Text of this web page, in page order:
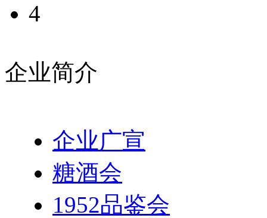
4
企业简介
企业广宣
糖酒会
1952品鉴会